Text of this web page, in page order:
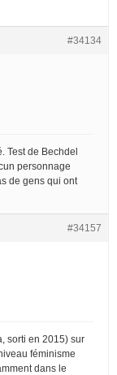
#34134
Test de Bechdel
personnage
de gens qui ont
#34157
sorti en 2015) sur
féminisme
dans le